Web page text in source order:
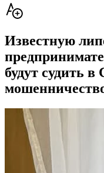
Известную
будут судить в